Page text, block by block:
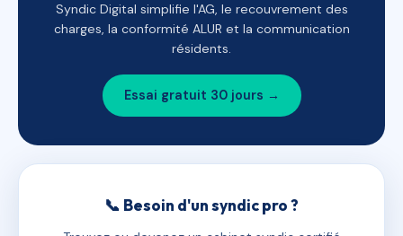
Syndic Digital simplifie l'AG, le recouvrement des
charges, la conformité ALUR et la communication
résidents.
Essai gratuit 30 jours →
📞 Besoin d'un syndic pro ?